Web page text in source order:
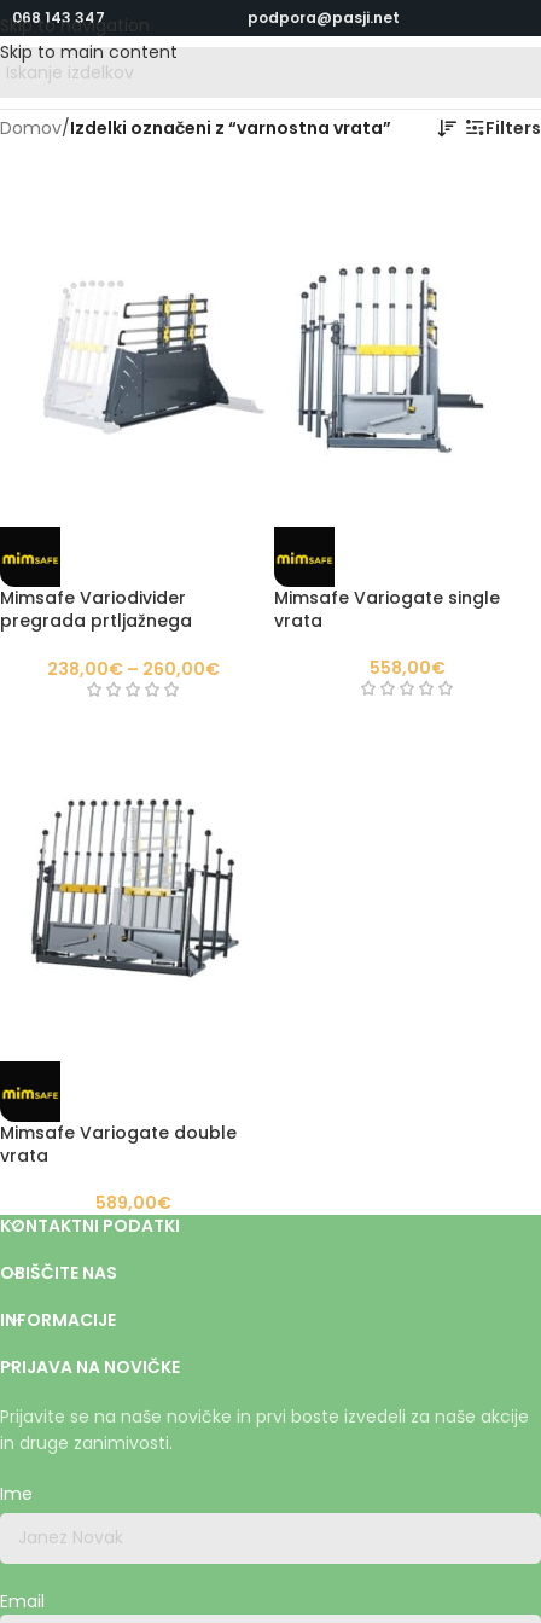
Skip to navigation
Skip to main content
068 143 347 podpora@pasji.net
Domov/Izdelki označeni z “varnostna vrata” Filters
Mimsafe Variodivider
pregrada prtljažnega
238,00€ – 260,00€
Mimsafe Variogate single
vrata
558,00€
Mimsafe Variogate double
vrata
589,00€
KONTAKTNI PODATKI
OBIŠČITE NAS
INFORMACIJE
PRIJAVA NA NOVIČKE
Prijavite se na naše novičke in prvi boste izvedeli za naše akcije
in druge zanimivosti.
Ime
Email